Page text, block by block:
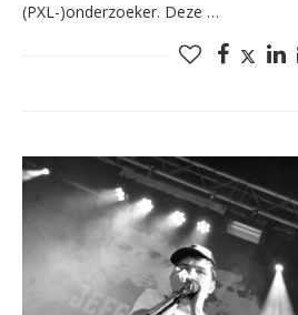
(PXL-)onderzoeker. Deze …